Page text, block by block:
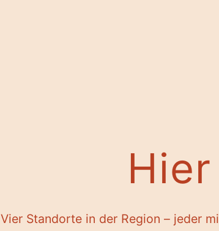
Vier Standorte in der Region – jeder